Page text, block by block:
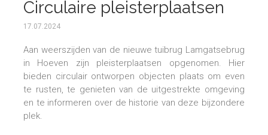
Circulaire pleisterplaatsen
17.07.2024
Aan weerszijden van de nieuwe tuibrug Lamgatsebrug
in Hoeven zijn pleisterplaatsen opgenomen. Hier
bieden circulair ontworpen objecten plaats om even
te rusten, te genieten van de uitgestrekte omgeving
en te informeren over de historie van deze bijzondere
plek.